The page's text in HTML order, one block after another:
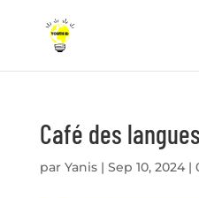
Café des langues
par Yanis| Sep 10, 2024|